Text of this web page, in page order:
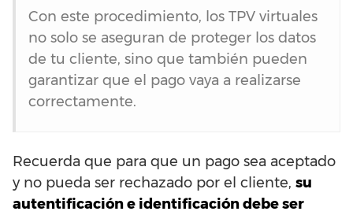
Con este procedimiento, los TPV virtuales
no solo se aseguran de proteger los datos
de tu cliente, sino que también pueden
garantizar que el pago vaya a realizarse
correctamente.
Recuerda que para que un pago sea aceptado
y no pueda ser rechazado por el cliente, su
autentificación e identificación debe ser